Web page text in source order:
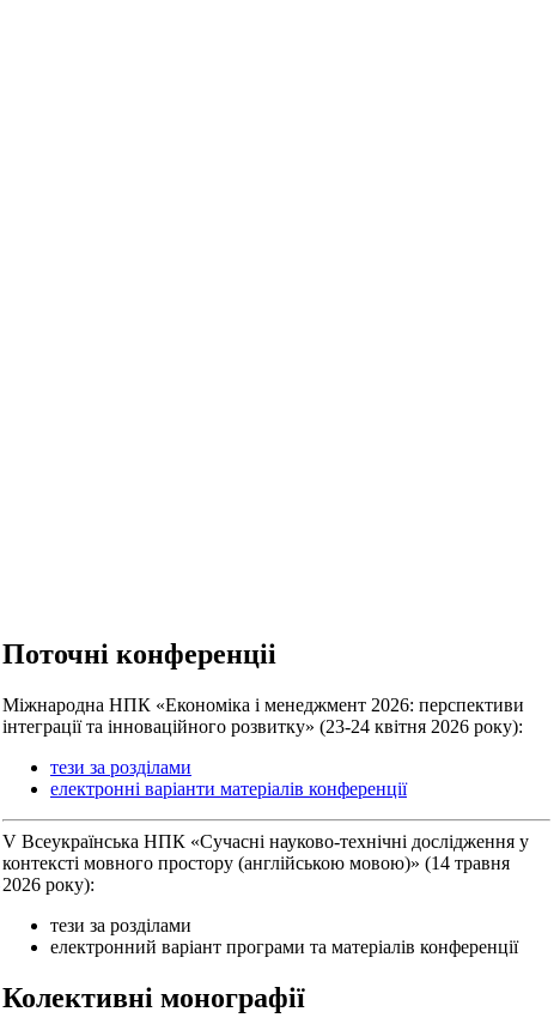
Поточні конференціі
Міжнародна НПК «Економіка і менеджмент 2026: перспективи
інтеграції та інноваційного розвитку» (23-24 квітня 2026 року):
тези за розділами
електронні варіанти матеріалів конференції
V Всеукраїнська НПК «Сучасні науково-технічні дослідження у
контексті мовного простору (англійською мовою)» (14 травня
2026 року):
тези за розділами
електронний варіант програми та матеріалів конференції
Колективні монографії